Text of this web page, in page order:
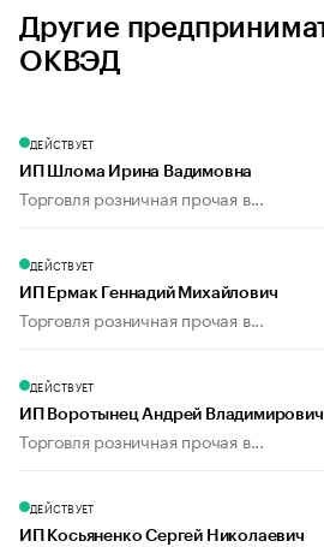
Другие
ОКВЭД
ДЕЙСТВУЕТ
ИП Шлома Ирина Вадимовна
Торговля розничная прочая в...
ДЕЙСТВУЕТ
ИП Ермак Геннадий Михайлович
Торговля розничная прочая в...
ДЕЙСТВУЕТ
ИП Воротынец Андрей Владимирович
Торговля розничная прочая в...
ДЕЙСТВУЕТ
ИП Косьяненко Сергей Николаевич